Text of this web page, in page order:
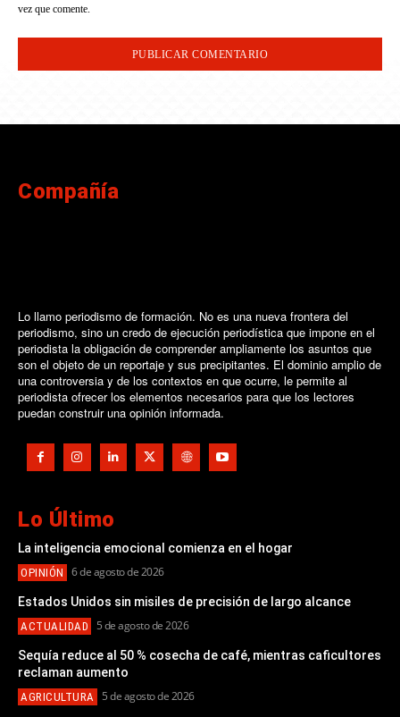
vez que comente.
Compañía
Lo llamo periodismo de formación. No es una nueva frontera del
periodismo, sino un credo de ejecución periodística que impone en el
periodista la obligación de comprender ampliamente los asuntos que
son el objeto de un reportaje y sus precipitantes. El dominio amplio de
una controversia y de los contextos en que ocurre, le permite al
periodista ofrecer los elementos necesarios para que los lectores
puedan construir una opinión informada.
Lo Último
La inteligencia emocional comienza en el hogar
OPINIÓN 6 de agosto de 2026
Estados Unidos sin misiles de precisión de largo alcance
ACTUALIDAD 5 de agosto de 2026
Sequía reduce al 50 % cosecha de café, mientras caficultores
reclaman aumento
AGRICULTURA 5 de agosto de 2026